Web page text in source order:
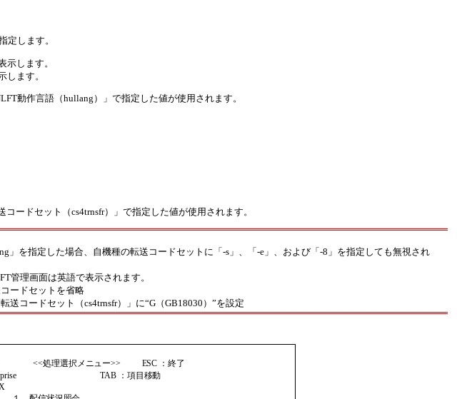
定します。
示します。
します。
動作言語（hullang）
で指定した値が使用されます。
コードセット（cs4trnsfr） で指定した値が使用されます。
」を指定した場合、自機種の転送コードセットに「-s」、「-e」、および「-8」を指定しても無視され
管理画面は英語で表示されます。
ードセットを省略
転送コードセット（cs4trnsfr） に“G（GB18030）”を設定
<<処理選択メニュー>>          ESC ：終了
TAB ：項目移動